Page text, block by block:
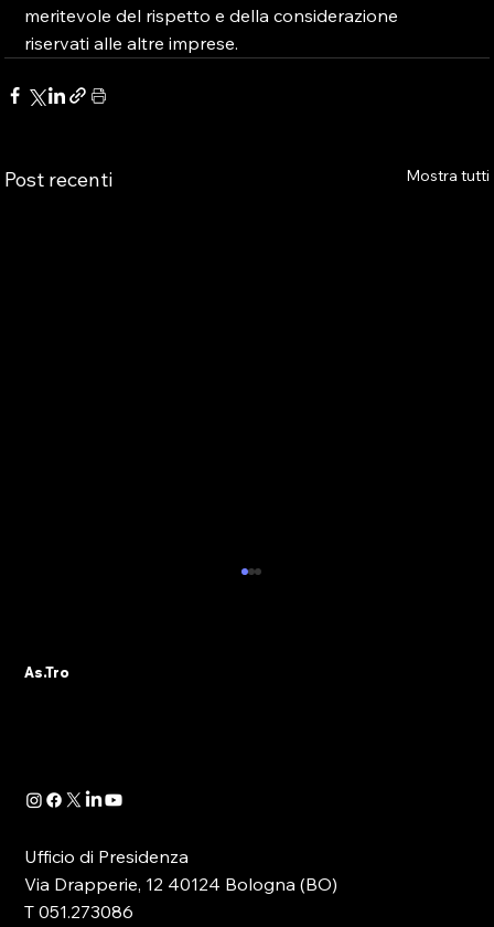
meritevole del rispetto e della considerazione
riservati alle altre imprese.
Post recenti Mostra tutti
As.Tro – Confindustria SIT augurano a tutti gli
As.Tro
Ufficio di Presidenza
Via Drapperie, 12 40124 Bologna (BO)
T 051.273086